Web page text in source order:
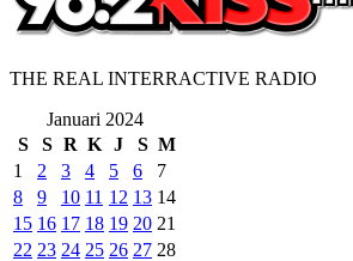
THE REAL INTERRACTIVE RADIO
Januari 2024
S
S R K J S M
1
2 3 4 5 6
7
8
9 10 11 12 13 14
15 16 17 18 19 20 21
22 23 24 25 26 27 28